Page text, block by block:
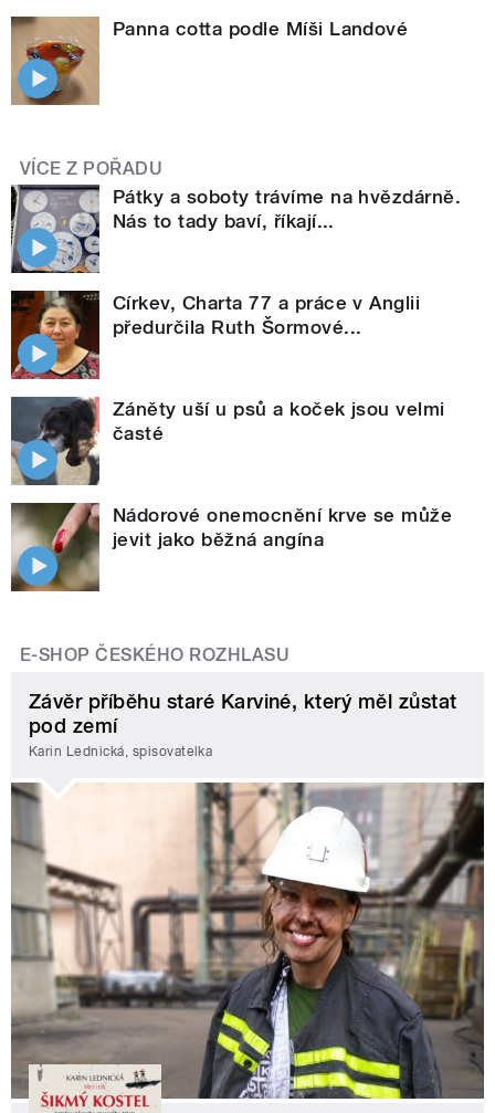
Panna cotta podle Míši Landové
VÍCE Z POŘADU
Pátky a soboty trávíme na hvězdárně.
Nás to tady baví, říkají...
Církev, Charta 77 a práce v Anglii
předurčila Ruth Šormové...
Záněty uší u psů a koček jsou velmi
časté
Nádorové onemocnění krve se může
jevit jako běžná angína
E-SHOP ČESKÉHO ROZHLASU
Závěr příběhu staré Karviné, který měl zůstat
pod zemí
Karin Lednická, spisovatelka